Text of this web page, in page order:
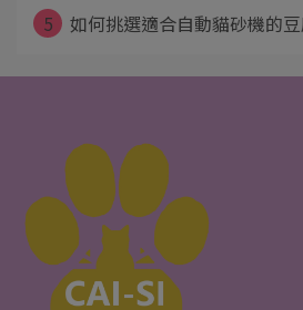
5
如何挑選適合自動貓砂機的